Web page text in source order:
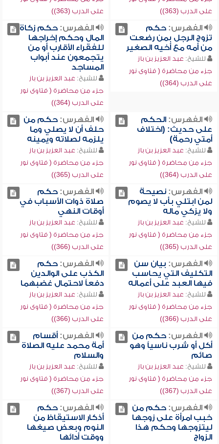
على الدرب (363))
على الدرب (363))
الفهرس:حكم
تزوج الرجل بمن رضعت
من أمه مع أخيه الصغير
للشيخ: عبد العزيز بن باز
جزء من محاضرة ( فتاوى نور
على الدرب (364))
الفهرس:حكم زكاة
المال وحكم إخراجها
للفقراء الأقارب أو من
يتجمعون عند أبواب
المساجد
للشيخ: عبد العزيز بن باز
جزء من محاضرة ( فتاوى نور
على الدرب (364))
الفهرس:الحكم
على حديث: (اختلاف
أمتي رحمة)
للشيخ: عبد العزيز بن باز
جزء من محاضرة ( فتاوى نور
على الدرب (364))
الفهرس:حكم من
حلف أن لا يصلي وما
يلزمه لصلاته ويمينه
للشيخ: عبد العزيز بن باز
جزء من محاضرة ( فتاوى نور
على الدرب (365))
الفهرس:نصيحة
لمن ابتلي بأب لا يصوم
ولا يزكي ماله
للشيخ: عبد العزيز بن باز
جزء من محاضرة ( فتاوى نور
على الدرب (365))
الفهرس:حكم
صلاة ذوات الأسباب في
أوقات النهي
للشيخ: عبد العزيز بن باز
جزء من محاضرة ( فتاوى نور
على الدرب (366))
الفهرس: بيان سن
التكليف التي يحاسب
فيها العبد على أعماله
للشيخ: عبد العزيز بن باز
جزء من محاضرة ( فتاوى نور
على الدرب (366))
الفهرس:حكم
الكذب على الوالدين
دفعاً لاحتمال غضبهما
للشيخ: عبد العزيز بن باز
جزء من محاضرة ( فتاوى نور
على الدرب (366))
الفهرس:حكم من
أكل أو شرب ناسياً وهو
صائم
للشيخ: عبد العزيز بن باز
جزء من محاضرة ( فتاوى نور
على الدرب (367))
الفهرس:أقسام
أمة محمد عليه الصلاة
والسلام
للشيخ: عبد العزيز بن باز
جزء من محاضرة ( فتاوى نور
على الدرب (367))
الفهرس:حكم من
خبب امرأة على زوجها
ليتزوجها وحكم هذا
الزواج
الفهرس:حكم
أذكار الاستيقاظ من
النوم وبعض صيغها
ووقت أدائها